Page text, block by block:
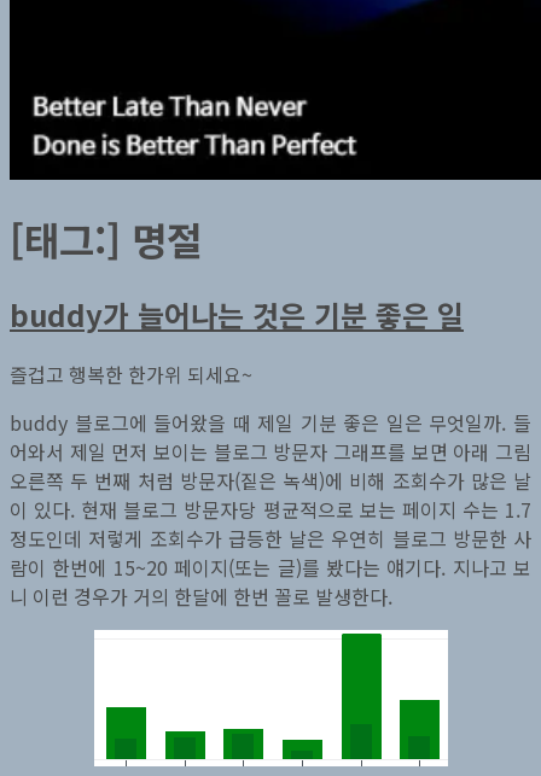
[태그:] 명절
buddy가 늘어나는 것은 기분 좋은 일
즐겁고 행복한 한가위 되세요~
buddy 블로그에 들어왔을 때 제일 기분 좋은 일은 무엇일까. 들
어와서 제일 먼저 보이는 블로그 방문자 그래프를 보면 아래 그림
오른쪽 두 번째 처럼 방문자(짙은 녹색)에 비해 조회수가 많은 날
이 있다. 현재 블로그 방문자당 평균적으로 보는 페이지 수는 1.7
정도인데 저렇게 조회수가 급등한 날은 우연히 블로그 방문한 사
람이 한번에 15~20 페이지(또는 글)를 봤다는 얘기다. 지나고 보
니 이런 경우가 거의 한달에 한번 꼴로 발생한다.